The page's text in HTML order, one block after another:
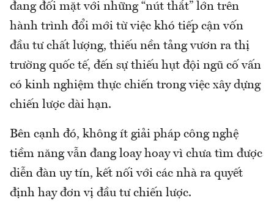
đang đối mặt với những “nút thắt” lớn trên
hành trình đổi mới từ việc khó tiếp cận vốn
đầu tư chất lượng, thiếu nền tảng vươn ra thị
trường quốc tế, đến sự thiếu hụt đội ngũ cố vấn
có kinh nghiệm thực chiến trong việc xây dựng
chiến lược dài hạn.
Bên cạnh đó, không ít giải pháp công nghệ
tiềm năng vẫn đang loay hoay vì chưa tìm được
diễn đàn uy tín, kết nối với các nhà ra quyết
định hay đơn vị đầu tư chiến lược.